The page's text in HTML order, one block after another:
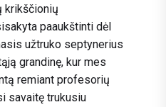
krikščionių
paaukštinti dėl
užtruko septynerius
grandinę, kur mes
remiant profesorių
savaitę trukusiu